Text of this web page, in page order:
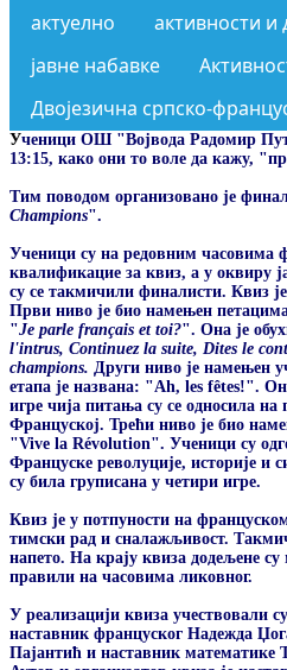
актуелно
активности и
јавне набавке
Двојезична српско-
Ученици ОШ "Војвода Радомир
13:15, како они то воле да кажу,
Тим поводом организовано је
Champions".
Ученици су на редовним часовима
квалификацие за квиз, а у оквиру
су се такмичили финалисти. Квиз
Први ниво је био намењен
"Je parle français et toi?". Она је
l'intrus, Continuez la suite, Dites le
champions. Други ниво је намењен
етапа је названа: "Ah, les fêtes!".
игре чија питања су се односила на
Француској. Трећи ниво је био
"Vive la Révolution". Ученици су
Француске револуције, историје и
су била груписана у четири игре.
Квиз је у потпуности на
тимски рад и сналажљивост.
напето. На крају квиза додељене
правили на часовима ликовног.
У реализацији квиза учествовали
наставник француског Надежда
Пајантић и наставник математике